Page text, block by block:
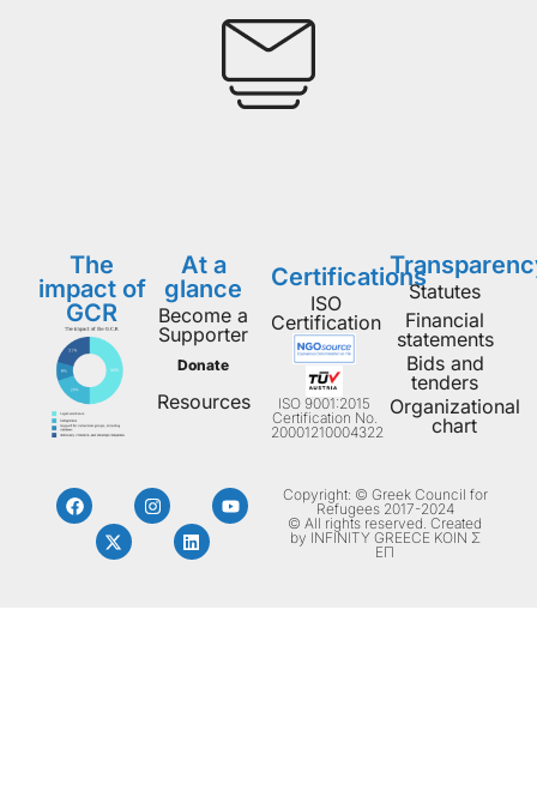
The
impact of
GCR
At a
glance
Become a
Supporter
Donate
Resources
Certifications
ISO
Certification
ISO 9001:2015
Certification No.
20001210004322
Statutes
Financial
statements
Bids and
tenders
Organizational
chart
Copyright: © Greek Council for
Refugees 2017-2024
© All rights reserved. Created
by INFINITY GREECE ΚΟΙΝ Σ
ΕΠ